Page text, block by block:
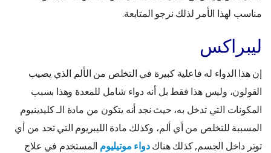
مناسب لهذا الأمر لذلك نرجو المتابعة.
ليبراكس
إن هذا الدواء له فاعلية كبيرة في التخلص من الألم الذي يصيب
القولون، وليس هذا فقط بل أنه دواء شامل للمعدة وهذا بسبب
المكونات التي تدخل به، حيث نجد أنه يتكون من مادة الـ كليدينيوم
المسببة للتخلص من أي ألم، وكذلك مادة الليبريوم التي تحد من أي
توتر داخل الجسم, كذلك هناكدواء موتيليوم المستخدم في علاج